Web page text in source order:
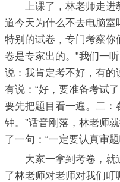
上课了，林老师走进
道今天为什么不去电脑
特别的试卷，专门考察
卷是专家出的。”我们一
说：我肯定考不好，有
有说：“好，要准备考试
要先把题目看一遍。二：
钟。”话音刚落，林老师
了一句：“一定要认真审
大家一拿到考卷，就
了林老师对老师对我们